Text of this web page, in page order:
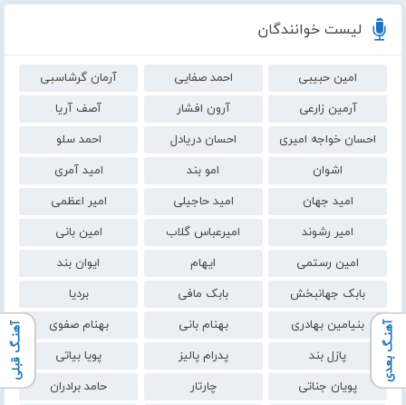
لیست خوانندگان
امین حبیبی احمد صفایی
آرمان گرشاسبی
آرمین زارعی
آرون افشار
آصف آریا
احسان خواجه امیری
احسان دریادل
احمد سلو
اشوان
امو بند
امید آمری
امید جهان
امید حاجیلی
امیر اعظمی
امیر رشوند
امیرعباس گلاب
امین بانی
امین رستمی
ایهام
ایوان بند
بابک جهانبخش
بابک مافی
بردیا
بنیامین بهادری
بهنام بانی
بهنام صفوی
پازل بند
پدرام پالیز
پویا بیاتی
پویان جناتی
چارتار
حامد برادران
آهنـگ بعدی آهنـگ قبلی